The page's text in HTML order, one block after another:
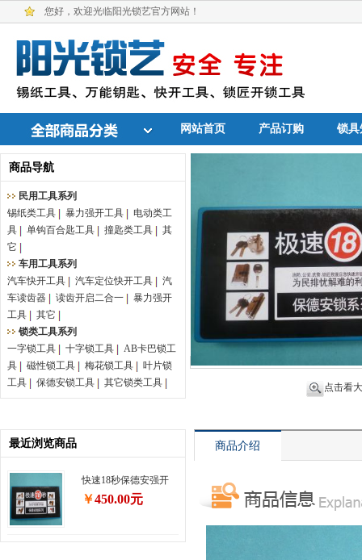
您好，欢迎光临阳光锁艺官方网站！
网站首页 产品订购 锁
商品导航
民用工具系列
锡纸类工具
暴力强开工具
电动类工
具
单钩百合匙工具 撞匙类工具
其
它
车用工具系列
汽车快开工具
汽车定位快开工具
汽
车读齿器
读齿开启二合一
暴力强开
工具
其它
锁类工具系列
一字锁工具
十字锁工具
AB卡巴锁工
具
磁性锁工具 梅花锁工具
叶片锁
工具
保德安锁工具 其它锁类工具 点击看
最近浏览商品
快速18秒保德安强开
￥450.00元
商品介绍